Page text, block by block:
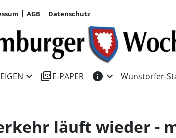
AGB Datenschutz
expand_more picture_as_pdfE-PAPER info expand_more Wunstorfer-
läuft wieder -